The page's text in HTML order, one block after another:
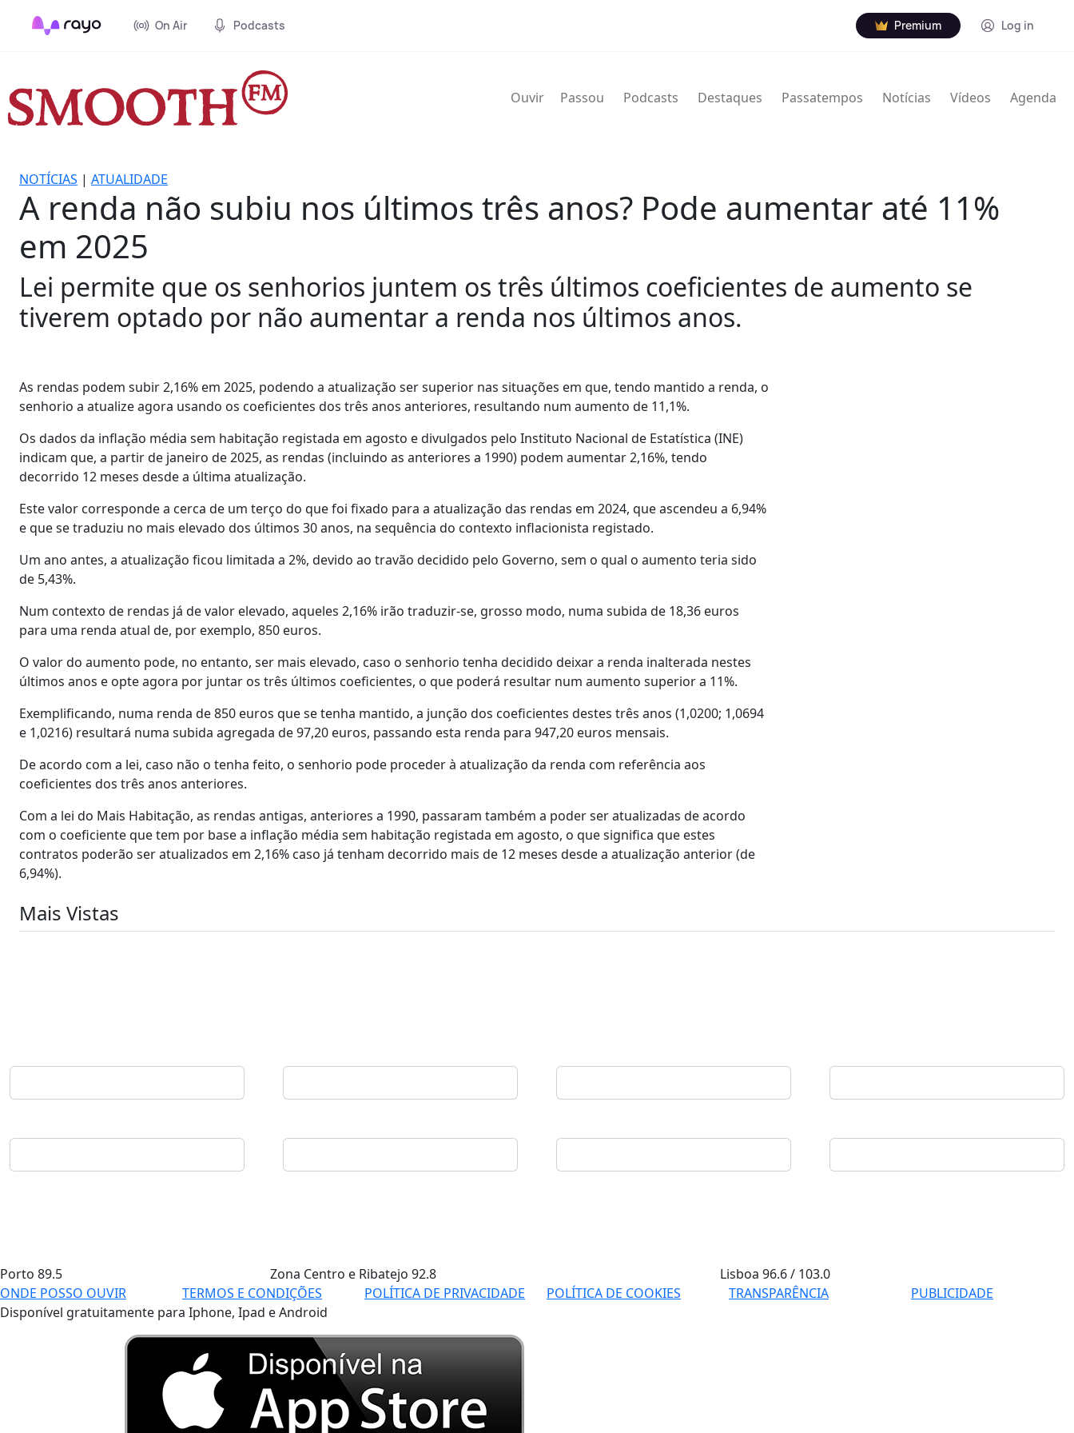
On Air Podcasts Premium Log in
Ouvir Passou Podcasts Destaques Passatempos Notícias Vídeos Agenda
NOTÍCIAS | ATUALIDADE
A renda não subiu nos últimos três anos? Pode aumentar até 11%
em 2025
Lei permite que os senhorios juntem os três últimos coeficientes de aumento se
tiverem optado por não aumentar a renda nos últimos anos.
As rendas podem subir 2,16% em 2025, podendo a atualização ser superior nas situações em que, tendo mantido a renda, o
senhorio a atualize agora usando os coeficientes dos três anos anteriores, resultando num aumento de 11,1%.
Os dados da inflação média sem habitação registada em agosto e divulgados pelo Instituto Nacional de Estatística (INE)
indicam que, a partir de janeiro de 2025, as rendas (incluindo as anteriores a 1990) podem aumentar 2,16%, tendo
decorrido 12 meses desde a última atualização.
Este valor corresponde a cerca de um terço do que foi fixado para a atualização das rendas em 2024, que ascendeu a 6,94%
e que se traduziu no mais elevado dos últimos 30 anos, na sequência do contexto inflacionista registado.
Um ano antes, a atualização ficou limitada a 2%, devido ao travão decidido pelo Governo, sem o qual o aumento teria sido
de 5,43%.
Num contexto de rendas já de valor elevado, aqueles 2,16% irão traduzir-se, grosso modo, numa subida de 18,36 euros
para uma renda atual de, por exemplo, 850 euros.
O valor do aumento pode, no entanto, ser mais elevado, caso o senhorio tenha decidido deixar a renda inalterada nestes
últimos anos e opte agora por juntar os três últimos coeficientes, o que poderá resultar num aumento superior a 11%.
Exemplificando, numa renda de 850 euros que se tenha mantido, a junção dos coeficientes destes três anos (1,0200; 1,0694
e 1,0216) resultará numa subida agregada de 97,20 euros, passando esta renda para 947,20 euros mensais.
De acordo com a lei, caso não o tenha feito, o senhorio pode proceder à atualização da renda com referência aos
coeficientes dos três anos anteriores.
Com a lei do Mais Habitação, as rendas antigas, anteriores a 1990, passaram também a poder ser atualizadas de acordo
com o coeficiente que tem por base a inflação média sem habitação registada em agosto, o que significa que estes
contratos poderão ser atualizados em 2,16% caso já tenham decorrido mais de 12 meses desde a atualização anterior (de
6,94%).
Mais Vistas
Porto 89.5 Zona Centro e Ribatejo 92.8 Lisboa96.6 / 103.0
ONDE POSSO OUVIR
TERMOS E CONDIÇÕES POLÍTICA DE PRIVACIDADE POLÍTICA DE COOKIES TRANSPARÊNCIA
PUBLICIDADE
Disponível gratuitamente para Iphone, Ipad e Android